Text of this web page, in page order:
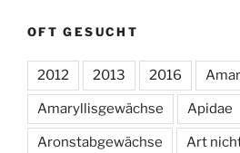
OFT GESUCHT
2012 2013 2016
Amaryllisgewächse Apidae
Aronstabgewächse Art